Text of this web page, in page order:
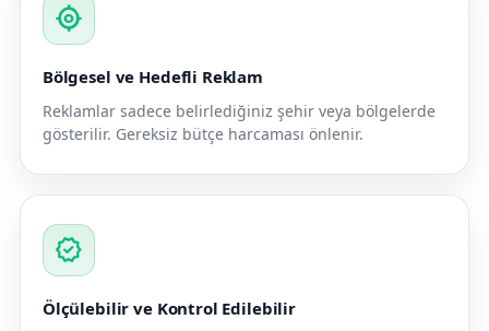
my_location
Bölgesel ve Hedefli Reklam
Reklamlar sadece belirlediğiniz şehir veya bölgelerde
gösterilir. Gereksiz bütçe harcaması önlenir.
verified
Ölçülebilir ve Kontrol Edilebilir